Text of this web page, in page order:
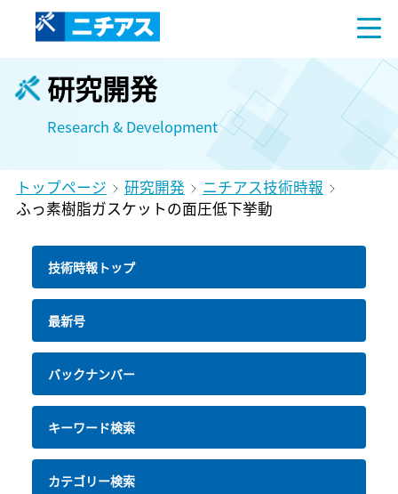
研究開発
Research & Development
トップページ 研究開発
ニチアス技術時報
ふっ素樹脂ガスケットの面圧低下挙動
技術時報トップ
最新号
バックナンバー
キーワード検索
カテゴリー検索